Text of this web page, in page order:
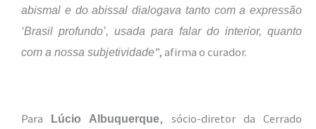
abismal e do abissal dialogava tanto com a expressão
‘Brasil profundo’, usada para falar do interior, quanto
com a nossa subjetividade”, afirma o curador.
Para Lúcio Albuquerque, sócio-diretor da Cerrado